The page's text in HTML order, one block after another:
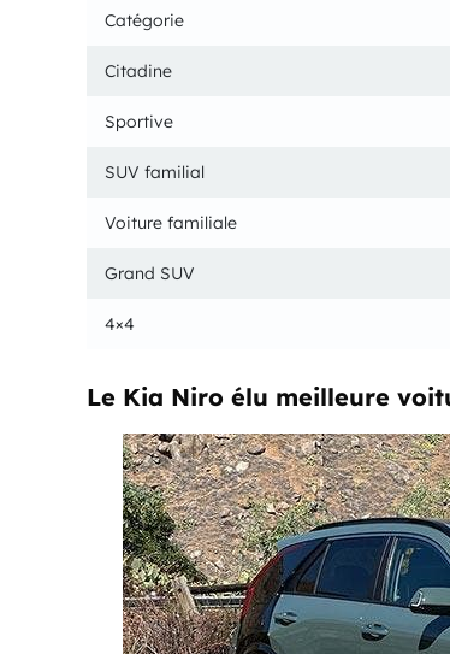
Catégorie
Citadine
Sportive
SUV familial
Voiture familiale
Grand SUV
4×4
Le Kia Niro élu meilleure